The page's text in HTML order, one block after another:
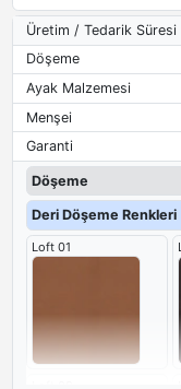
Üretim / Tedarik Süresi
Döşeme
Ayak Malzemesi
Menşei
Garanti
Döşeme
Deri Döşeme Renkleri
Loft 01